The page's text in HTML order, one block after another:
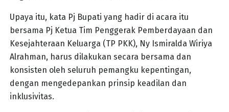
Upaya itu, kata Pj Bupati yang hadir di acara itu
bersama Pj Ketua Tim Penggerak Pemberdayaan dan
Kesejahteraan Keluarga (TP PKK), Ny Ismiralda Wiriya
Alrahman, harus dilakukan secara bersama dan
konsisten oleh seluruh pemangku kepentingan,
dengan mengedepankan prinsip keadilan dan
inklusivitas.